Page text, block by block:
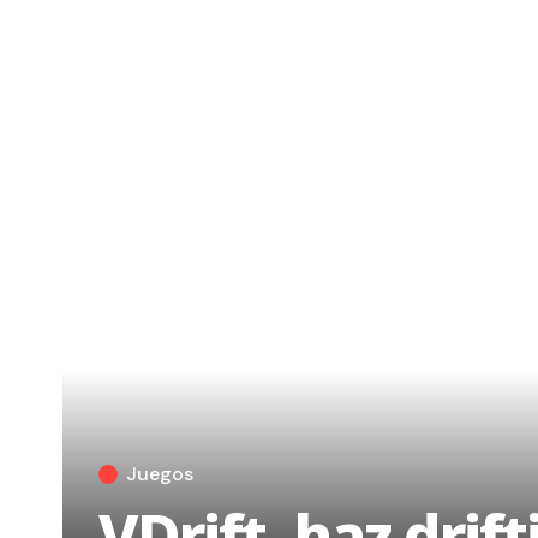
Juegos